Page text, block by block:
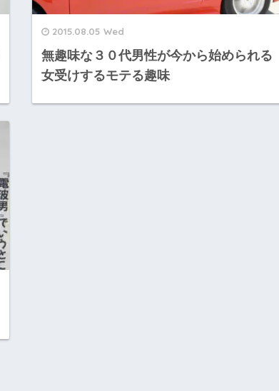
2015.08.05 Wed
無趣味な３０代男性が今から始められる
女受けするモテる趣味